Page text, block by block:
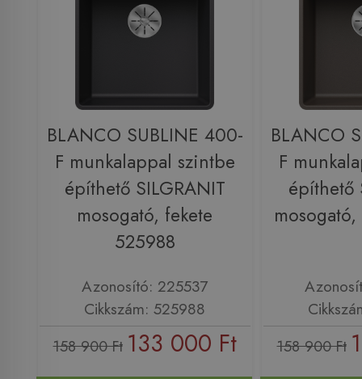
BLANCO SUBLINE 400-
F munkalappal szintbe
építhető SILGRANIT
mosogató, fekete
525988
Azonosító: 225537
Cikkszám: 525988
158 900 Ft 133 000 Ft
BLANCO
F
építhető
158 900 Ft